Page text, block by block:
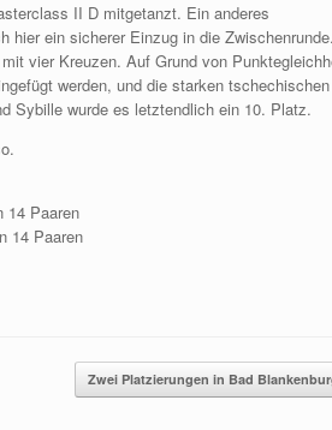
II D mitgetanzt. Ein anderes
hier ein sicherer Einzug in die
vier Kreuzen. Auf Grund von
werden, und die starken
Sybille wurde es letztendlich ein 10. Platz.
14 Paaren
14 Paaren
Zwei Platzierungen in Bad